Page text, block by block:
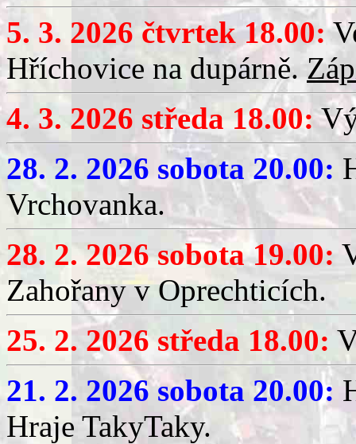
5. 3. 2026 čtvrtek 18.00:
Hříchovice na dupárně.
4. 3. 2026 středa 18.00:
28. 2. 2026 sobota 20.00:
Vrchovanka.
28. 2. 2026 sobota 19.00:
Zahořany v Oprechticích.
25. 2. 2026 středa 18.00:
21. 2. 2026 sobota 20.00:
Hraje TakyTaky.